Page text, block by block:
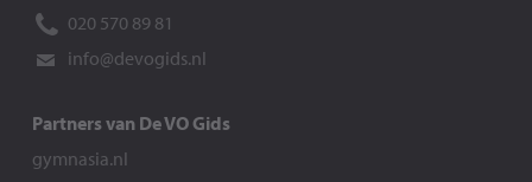
020 570 89 81
info@devogids.nl
Partners van De VO Gids
gymnasia.nl